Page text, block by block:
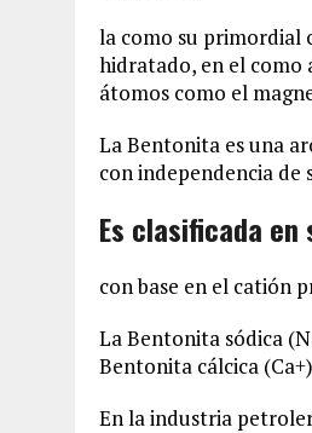
la como su primordial
hidratado, en el como
átomos como el
La Bentonita es una
con independencia de
Es clasificada
con base en el catión
La Bentonita sódica
Bentonita cálcica
En la industria